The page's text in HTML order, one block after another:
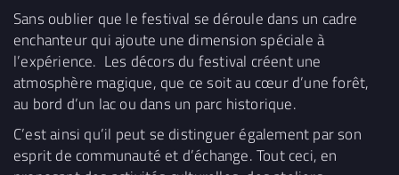
Sans oublier que le festival se déroule dans un cadre
enchanteur qui ajoute une dimension spéciale à
l’expérience. Les décors du festival créent une
atmosphère magique, que ce soit au cœur d’une forêt,
au bord d’un lac ou dans un parc historique.
C’est ainsi qu’il peut se distinguer également par son
esprit de communauté et d’échange. Tout ceci, en